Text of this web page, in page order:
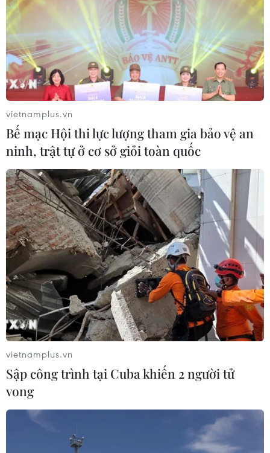
nêu tên cụ thể.
vietnamplus.vn
Bế mạc Hội thi lực lượng tham gia bảo vệ an
ninh, trật tự ở cơ sở giỏi toàn quốc
vietnamplus.vn
Sập công trình tại Cuba khiến 2 người tử
vong